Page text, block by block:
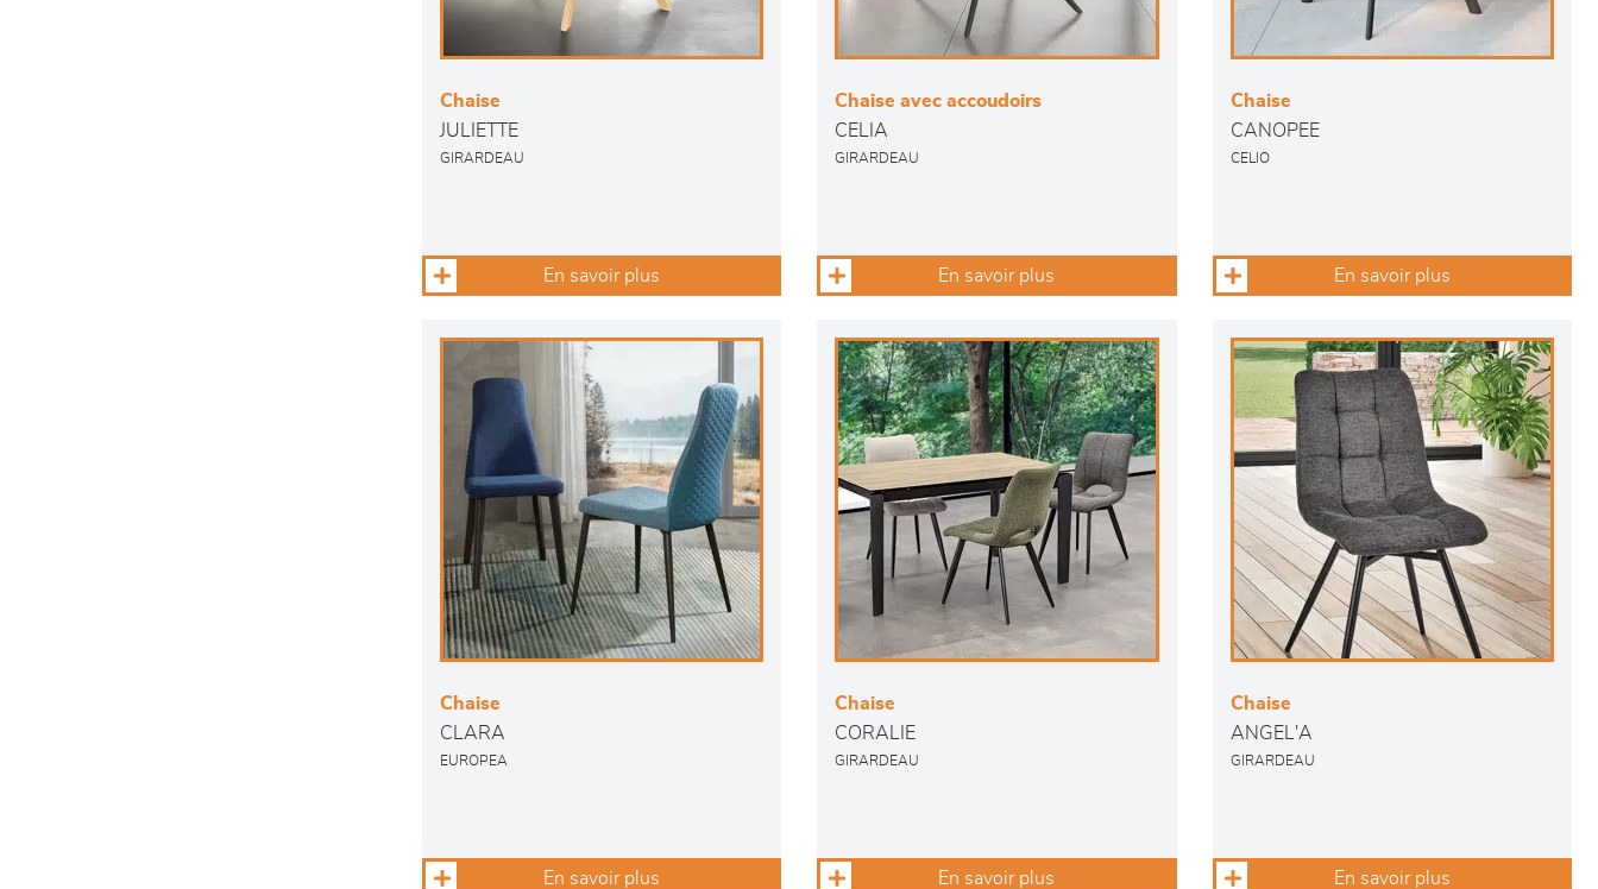
Chaise
JULIETTE
GIRARDEAU
En savoir plus
Chaise avec accoudoirs
CELIA
GIRARDEAU
En savoir plus
Chaise
CANOPEE
CELIO
En savoir plus
Chaise
CLARA
EUROPEA
En savoir plus
Chaise
CORALIE
GIRARDEAU
En savoir plus
Chaise
ANGEL'A
GIRARDEAU
En savoir plus